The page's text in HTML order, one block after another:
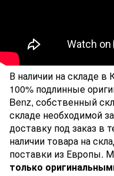
В наличии на складе
100% подлинные
Benz, собственный
складе необходимой
доставку под заказ в
наличии товара на
поставки из Европы.
только